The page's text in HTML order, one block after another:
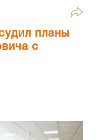
планы
с